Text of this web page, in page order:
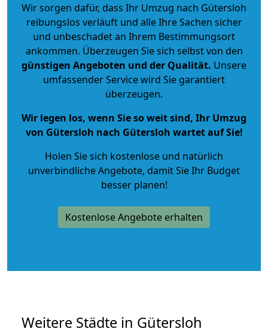
Wir sorgen dafür, dass Ihr Umzug nach Gütersloh
reibungslos verläuft und alle Ihre Sachen sicher
und unbeschadet an Ihrem Bestimmungsort
ankommen. Überzeugen Sie sich selbst von den
günstigen Angeboten und der Qualität. Unsere
umfassender Service wird Sie garantiert
überzeugen.
Wir legen los, wenn Sie so weit sind, Ihr Umzug
von Gütersloh nach Gütersloh wartet auf Sie!
Holen Sie sich kostenlose und natürlich
unverbindliche Angebote, damit Sie Ihr Budget
besser planen!
Kostenlose Angebote erhalten
Weitere Städte in Gütersloh